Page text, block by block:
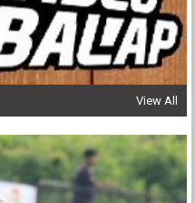
View All